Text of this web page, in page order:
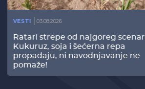
VESTI 03.08.2026
Ratari strepe od najgoreg
Kukuruz, soja i šećerna repa
propadaju, ni navodnjavanje ne
pomaže!